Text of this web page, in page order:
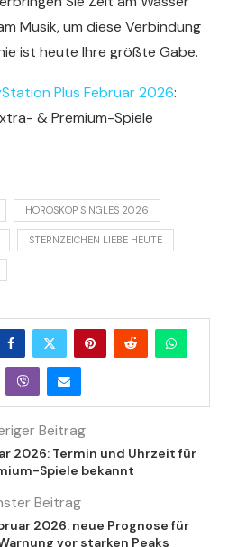
Musik, um diese Verbindung
ist heute Ihre größte Gabe.
Plus Februar 2026:
& Premium-Spiele
HOROSKOP SINGLES 2026
STERNZEICHEN LIEBE HEUTE
Beitrag
2026: Termin und Uhrzeit für
Spiele bekannt
Beitrag
2026: neue Prognose für
vor starken Peaks